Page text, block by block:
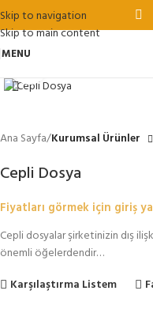
Skip to navigation
Skip to main content
MENU
Ana Sayfa Kurumsal Ürünler
Cepli Dosya
Fiyatları görmek için giriş
Cepli dosyalar şirketinizin dış
önemli öğelerdendir…
Karşılaştırma Listem